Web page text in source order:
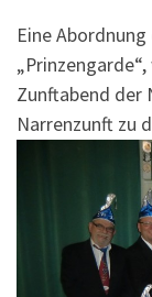
Eine
Zunftabend der
Narrenzunft zu